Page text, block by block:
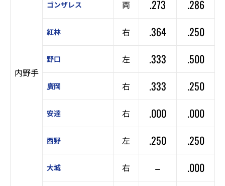
内野手
ゴンザレス 両 .273 .286
紅林 右 .364 .250
野口 左 .333 .500
廣岡 右 .333 .250
安達 右 .000 .000
西野 左 .250 .250
大城 右 – .000